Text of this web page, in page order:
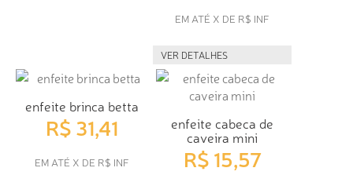
EM ATÉ X DE R$ INF
VER DETALHES
enfeite brinca betta
R$ 31,41
EM ATÉ X DE R$ INF
enfeite cabeca de
caveira mini
R$ 15,57